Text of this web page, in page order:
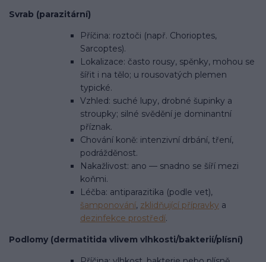
Svrab (parazitární)
Příčina: roztoči (např. Chorioptes,
Sarcoptes).
Lokalizace: často rousy, spěnky, mohou se
šířit i na tělo; u rousovatých plemen
typické.
Vzhled: suché lupy, drobné šupinky a
stroupky; silné svědění je dominantní
příznak.
Chování koně: intenzivní drbání, tření,
podrážděnost.
Nakažlivost: ano — snadno se šíří mezi
koňmi.
Léčba: antiparazitika (podle vet),
šamponování, zklidňující přípravky a
dezinfekce prostředí.
Podlomy (dermatitida vlivem vlhkosti/bakterií/plísní)